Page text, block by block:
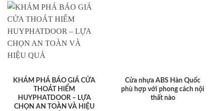
KHÁM PHÁ BÁO GIÁ CỬA
THOÁT HIỂM
HUYPHATDOOR – LỰA
CHỌN AN TOÀN VÀ HIỆU
Cửa nhựa ABS Hàn Quốc
phù hợp với phong cách nội
thất nào